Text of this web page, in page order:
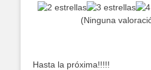
(Ninguna
Hasta la próxima!!!!!